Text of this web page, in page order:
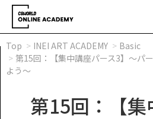
Top INEI ART ACADEMY
Basic
第15回：【集中講座パース3】～パ
よう～
第15回：【集